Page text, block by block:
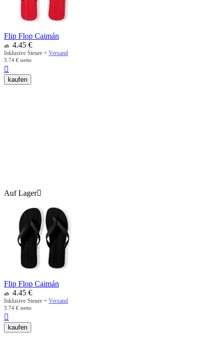
Flip Flop Caimán
ab 4.45 €
Inklusive Steuer + Versand
3.74 € netto

kaufen
Auf Lager
Flip Flop Caimán
ab 4.45 €
Inklusive Steuer + Versand
3.74 € netto

kaufen